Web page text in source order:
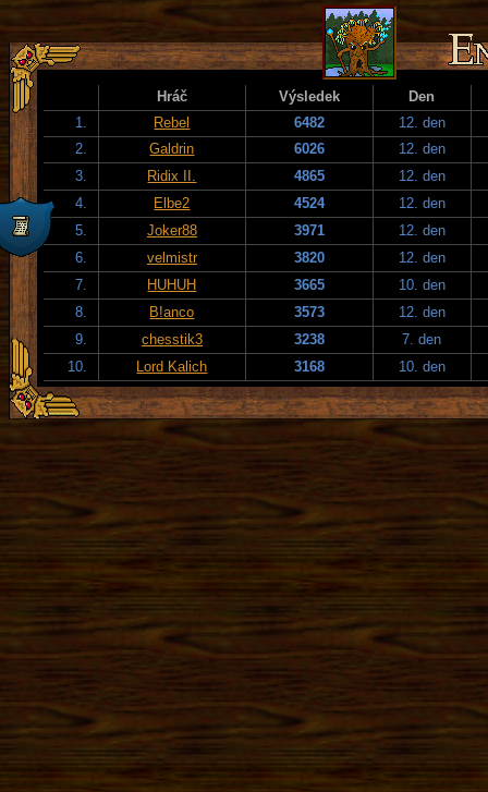
Hráč Výsledek
Den
1.
Rebel 6482
12. den
2.
Galdrin 6026
12. den
3.
Ridix II. 4865
12. den
4.
Elbe2 4524
12. den
5.
Joker88 3971
12. den
6.
velmistr 3820
12. den
7.
HUHUH 3665
10. den
8.
B!anco 3573
12. den
9.
chesstik3 3238
7. den
10.
Lord Kalich 3168 10. den